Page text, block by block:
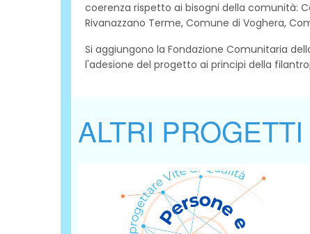
coerenza rispetto ai bisogni della comunità:
Rivanazzano Terme, Comune di Voghera,
Si aggiungono la Fondazione Comunitaria
l'adesione del progetto ai principi della
ALTRI PROGETTI